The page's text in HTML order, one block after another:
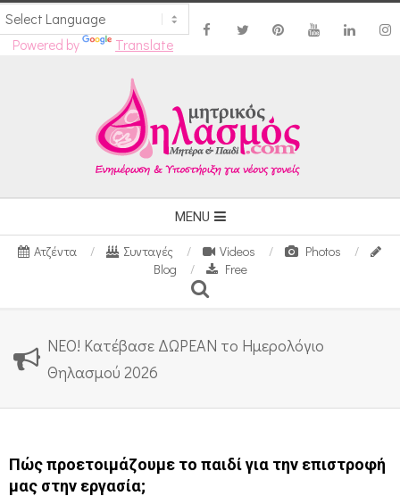
Powered by Translate
Navigation
Menu
MENU
Ατζέντα Συνταγές Videos
Photos
Blog
Free
Search
ΝΕΟ! Κατέβασε ΔΩΡΕΑΝ το Ημερολόγιο
Θηλασμού 2026
Πώς προετοιμάζουμε το παιδί για την επιστροφή
μας στην εργασία;